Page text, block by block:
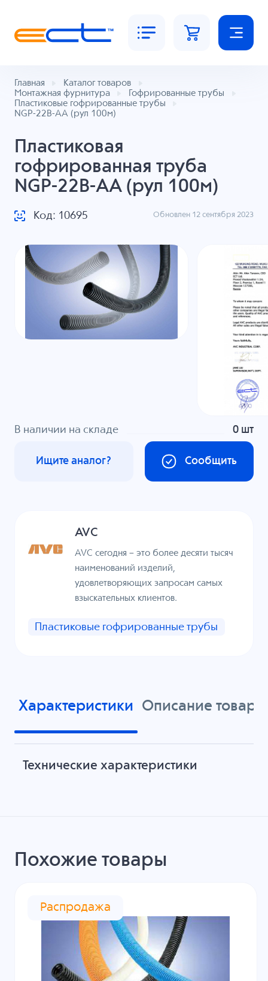
Главная
Каталог товаров
Монтажная фурнитура
Гофрированные трубы
Пластиковые гофрированные трубы
NGP-22B-AA (рул 100м)
Пластиковая
гофрированная труба
NGP-22B-AA (рул 100м)
Код: 10695 Обновлен 12 сентября 2023
В наличии на складе 0 шт
Сообщить
Ищите аналог?
AVC
AVC сегодня – это более десяти тысяч
наименований изделий,
удовлетворяющих запросам самых
взыскательных клиентов.
Пластиковые гофрированные трубы
Характеристики Описание товара
Технические характеристики
Похожие товары
Распродажа